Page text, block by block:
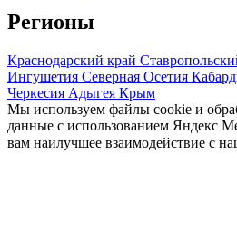
Регионы
Краснодарский край
Ингушетия Северная Осетия
Черкесия Адыгея Крым
Мы используем файлы cookie и
данные с использованием Яндекс
вам наилучшее взаимодействие с